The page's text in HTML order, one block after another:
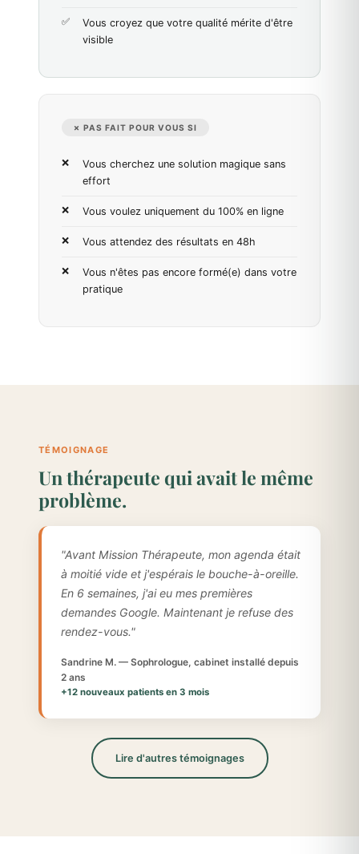
Vous croyez que votre qualité mérite d'être
visible
✗ PAS FAIT POUR VOUS SI
Vous cherchez une solution magique sans
effort
Vous voulez uniquement du 100% en ligne
Vous attendez des résultats en 48h
Vous n'êtes pas encore formé(e) dans votre
pratique
TÉMOIGNAGE
Un thérapeute qui avait le même
problème.
"Avant Mission Thérapeute, mon agenda était
à moitié vide et j'espérais le bouche-à-oreille.
En 6 semaines, j'ai eu mes premières
demandes Google. Maintenant je refuse des
rendez-vous."
Sandrine M. — Sophrologue, cabinet installé depuis
2 ans
+12 nouveaux patients en 3 mois
Lire d'autres témoignages